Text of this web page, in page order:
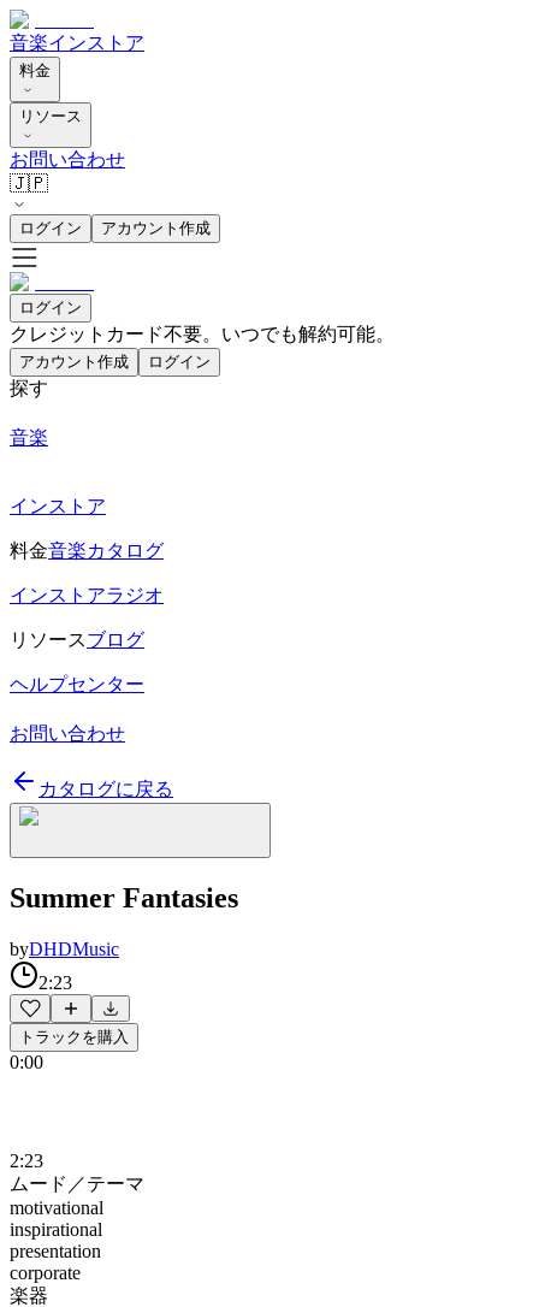
音楽インストア
料金
リソース
お問い合わせ
🇯🇵
ログイン アカウント作成
ログイン
クレジットカード不要。いつでも解約可能。
アカウント作成 ログイン
探す
音楽
インストア
料金音楽カタログ
インストアラジオ
リソースブログ
ヘルプセンター
お問い合わせ
カタログに戻る
Summer Fantasies
byDHDMusic
2:23
トラックを購入
0:00
2:23
ムード／テーマ
motivational
inspirational
presentation
corporate
楽器